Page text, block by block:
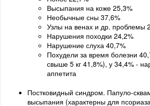
Высыпания на коже 25,3%
Необычные сны 37,6%
Узлы на венах и др. проблемы
Нарушения походки 24,2%
Нарушение слуха 40,7%
Похудели за время болезни
свыше 5 кг 41,8%), у 34,4% -
аппетита
Постковидный синдром. Папуло-
высыпания (характерны для